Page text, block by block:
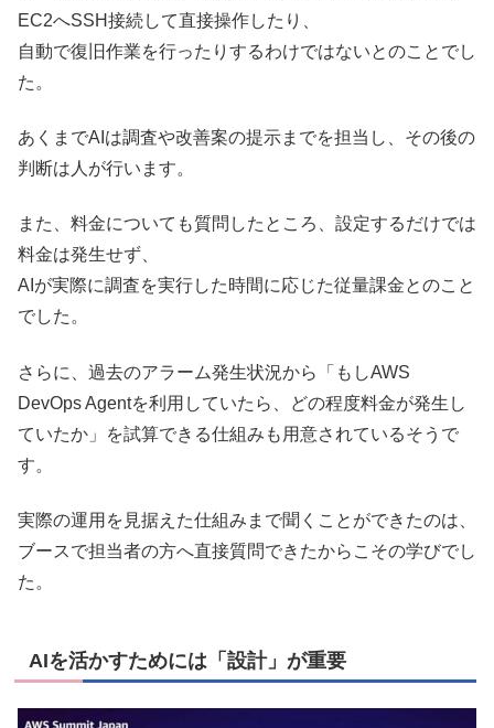
EC2へSSH接続して直接操作したり、
自動で復旧作業を行ったりするわけではないとのことでし
た。
あくまでAIは調査や改善案の提示までを担当し、その後の
判断は人が行います。
また、料金についても質問したところ、設定するだけでは
料金は発生せず、
AIが実際に調査を実行した時間に応じた従量課金とのこと
でした。
さらに、過去のアラーム発生状況から「もしAWS
DevOps Agentを利用していたら、どの程度料金が発生し
ていたか」を試算できる仕組みも用意されているそうで
す。
実際の運用を見据えた仕組みまで聞くことができたのは、
ブースで担当者の方へ直接質問できたからこその学びでし
た。
AIを活かすためには「設計」が重要